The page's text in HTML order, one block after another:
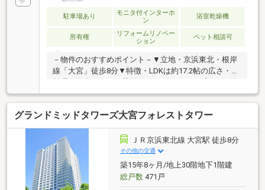
駐車場あり
モニタ付インターホ
ン
浴室乾燥機
所有権
リフォームリノベー
ション
ペット相談可
－物件のおすすめポイント－▼立地・京浜東北・根岸
線「大宮」徒歩8分▼特徴・LDKは約17.2帖の広さ・お
料理に集中しやすい壁付キッチン・スロップシンク付
バルコニー・玄関ポーチ有・24時間セキュリティシス
テム採用・ペット飼育可(細則有)▼室内リフォーム内
容【2026年7月】＜交換＞キッチン、洗面化粧台、畳
＜その他＞全室クロス貼替、ハウスクリーニング 他
【2023年9月】UB・トイレ交換▼周辺環境・さいたま
市立桜木小学校 徒歩4分(約300m)■ ご希望の住まい探
しをお手伝いします ━━━━━・・・物件の詳細・ご
相談はお気軽にお問い合わせください。
グランドミッドタワーズ大宮フォレストタワー
ＪＲ京浜東北線 大宮駅 徒歩8分
その他の交通
築15年8ヶ月/地上30階地下1階建
総戸数471戸